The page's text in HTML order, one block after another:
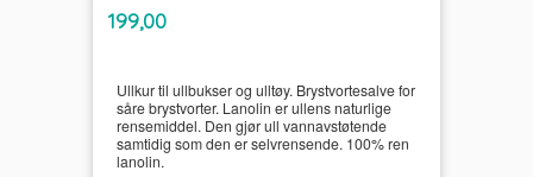
Pris
199,00mva.
Ullkur til ullbukser og ulltøy. Brystvortesalve for
såre brystvorter. Lanolin er ullens naturlige
rensemiddel. Den gjør ull vannavstøtende
samtidig som den er selvrensende. 100% ren
lanolin.